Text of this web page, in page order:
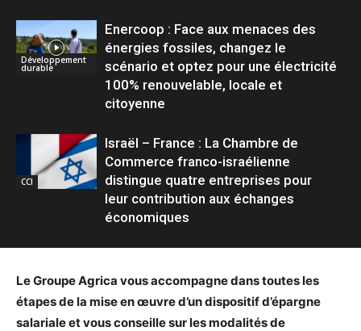
Développement
durable
Enercoop : Face aux menaces des
énergies fossiles, changez le
scénario et optez pour une électricité
100% renouvelable, locale et
citoyenne
CCI
Israël – France : La Chambre de
Commerce franco-israélienne
distingue quatre entreprises pour
leur contribution aux échanges
économiques
Le Groupe Agrica vous accompagne dans toutes les
étapes de la mise en œuvre d’un dispositif d’épargne
salariale et vous conseille sur les modalités de